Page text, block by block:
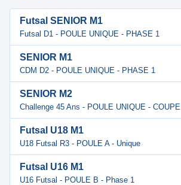
Futsal SENIOR M1
Futsal D1 - POULE UNIQUE - PHASE 1
SENIOR M1
CDM D2 - POULE UNIQUE - PHASE 1
SENIOR M2
Challenge 45 Ans - POULE UNIQUE - COUPE
Futsal U18 M1
U18 Futsal R3 - POULE A - Unique
Futsal U16 M1
U16 Futsal - POULE B - Phase 1